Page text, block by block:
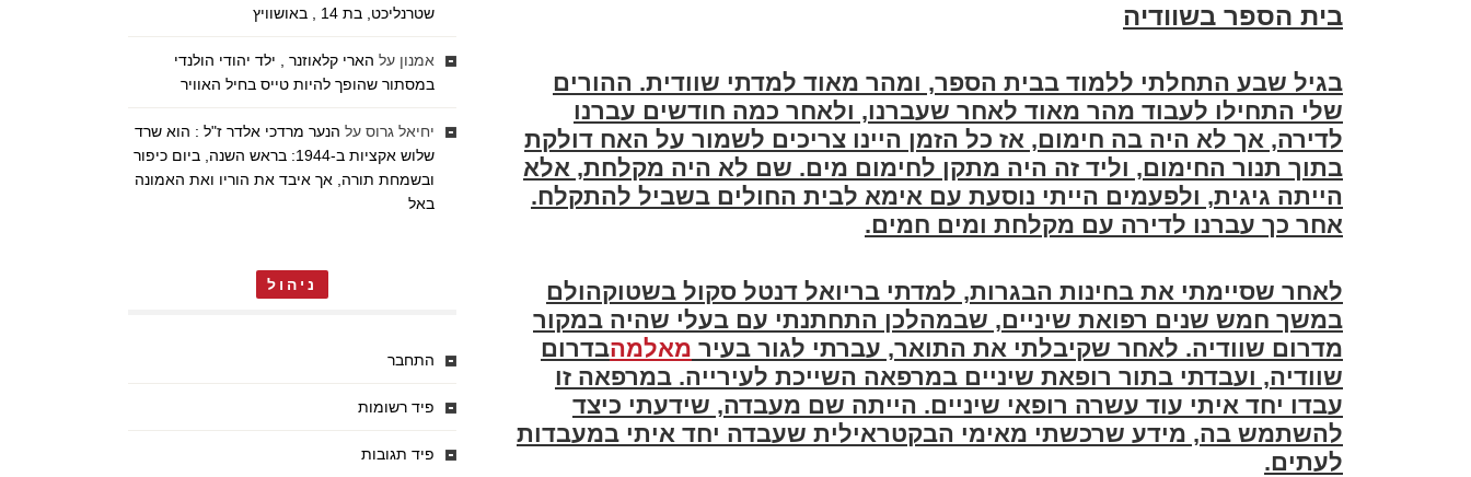
בית הספר בשוודיה
בגיל שבע התחלתי ללמוד בבית הספר, ומהר מאוד למדתי שוודית. ההורים
שלי התחילו לעבוד מהר מאוד לאחר שעברנו, ולאחר כמה חודשים עברנו
לדירה, אך לא היה בה חימום, אז כל הזמן היינו צריכים לשמור על האח דולקת
בתוך תנור החימום, וליד זה היה מתקן לחימום מים. שם לא היה מקלחת, אלא
הייתה גיגית, ולפעמים הייתי נוסעת עם אימא לבית החולים בשביל להתקלח.
אחר כך עברנו לדירה עם מקלחת ומים חמים.
לאחר שסיימתי את בחינות הבגרות, למדתי בריואל דנטל סקול בשטוקהולם
במשך חמש שנים רפואת שיניים, שבמהלכן התחתנתי עם בעלי שהיה במקור
מדרום שוודיה. לאחר שקיבלתי את התואר, עברתי לגור בעיר מאלמהבדרום
שוודיה, ועבדתי בתור רופאת שיניים במרפאה השייכת לעירייה. במרפאה זו
עבדו יחד איתי עוד עשרה רופאי שיניים. הייתה שם מעבדה, שידעתי כיצד
להשתמש בה, מידע שרכשתי מאימי הבקטראילית שעבדה יחד איתי במעבדות
לעתים.
שטרנליכט, בת 14 , באושוויץ
אמנון על הארי קלאוזנר , ילד יהודי הולנדי
במסתור שהופך להיות טייס בחיל האוויר
יחיאל גרוס על הנער מרדכי אלדר ז"ל : הוא שרד
שלוש אקציות ב-1944: בראש השנה, ביום כיפור
ובשמחת תורה, אך איבד את הוריו ואת האמונה
באל
ניהול
התחבר
פיד רשומות
פיד תגובות